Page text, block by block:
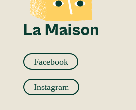
Facebook
Instagram